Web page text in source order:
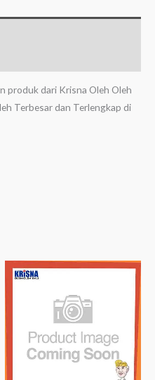
produk dari Krisna Oleh Oleh
Terbesar dan Terlengkap di